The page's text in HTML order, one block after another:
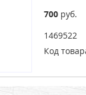
700руб.
1469522
Код